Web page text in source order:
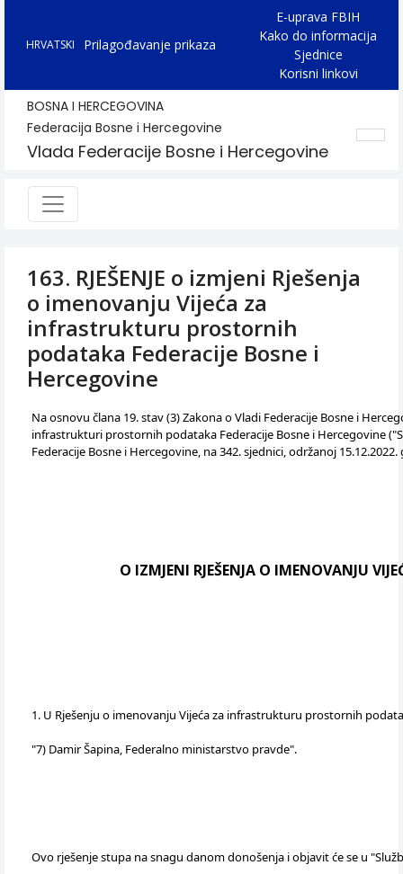
HRVATSKI Prilagođavanje prikaza
E-uprava FBIH
Kako do informacija
Sjednice
Korisni linkovi
BOSNA I HERCEGOVINA
Federacija Bosne i Hercegovine
Vlada Federacije Bosne i Hercegovine
163. RJEŠENJE o izmjeni Rješenja
o imenovanju Vijeća za
infrastrukturu prostornih
podataka Federacije Bosne i
Hercegovine
Na osnovu člana 19. stav (3) Zakona o Vladi Federacije Bosne i
infrastrukturi prostornih podataka Federacije Bosne i Hercegovine
Federacije Bosne i Hercegovine, na 342. sjednici, održanoj
O IZMJENI RJEŠENJA O IMENOVANJU
1. U Rješenju o imenovanju Vijeća za infrastrukturu prostornih
"7) Damir Šapina, Federalno ministarstvo pravde".
Ovo rješenje stupa na snagu danom donošenja i objavit će se u